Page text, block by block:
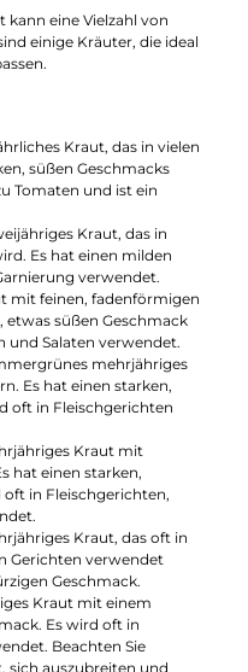
kann eine Vielzahl von
einige Kräuter, die ideal
Kraut, das in vielen
süßen Geschmacks
Tomaten und ist ein
Kraut, das in
Es hat einen milden
verwendet.
mit feinen, fadenförmigen
etwas süßen Geschmack
und Salaten verwendet.
mehrjähriges
Es hat einen starken,
oft in Fleischgerichten
Kraut mit
hat einen starken,
in Fleischgerichten,
Kraut, das oft in
Gerichten verwendet
Geschmack.
Kraut mit einem
Es wird oft in
Beachten Sie
sich auszubreiten und